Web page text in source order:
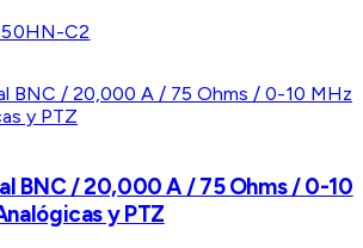
C2
BNC / 20,000 A / 75 Ohms / 0-10
y PTZ